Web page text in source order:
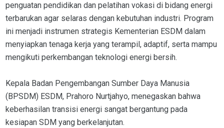
penguatan pendidikan dan pelatihan vokasi di bidang energi
terbarukan agar selaras dengan kebutuhan industri. Program
ini menjadi instrumen strategis Kementerian ESDM dalam
menyiapkan tenaga kerja yang terampil, adaptif, serta mampu
mengikuti perkembangan teknologi energi bersih.
Kepala Badan Pengembangan Sumber Daya Manusia
(BPSDM) ESDM, Prahoro Nurtjahyo, menegaskan bahwa
keberhasilan transisi energi sangat bergantung pada
kesiapan SDM yang berkelanjutan.